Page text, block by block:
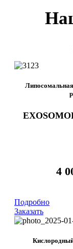
4
Подробно
Заказать